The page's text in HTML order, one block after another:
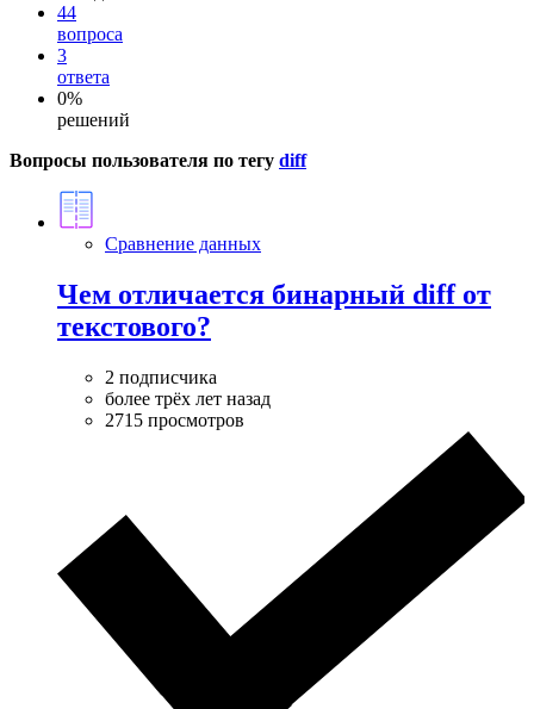
44
вопроса
3
ответа
0%
решений
Вопросы пользователя по тегу diff
Сравнение данных
Чем отличается бинарный diff от
текстового?
2 подписчика
более трёх лет назад
2715 просмотров